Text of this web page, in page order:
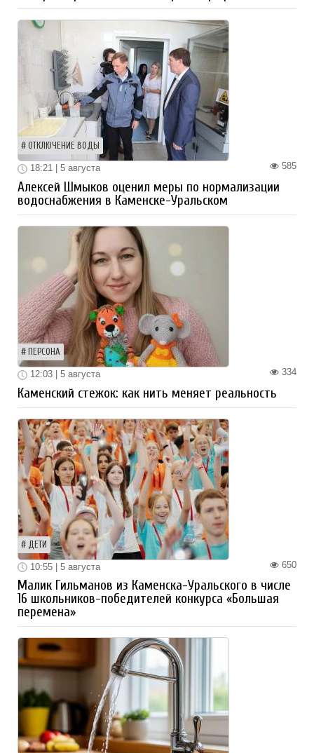
ОТКЛЮЧЕНИЕ ВОДЫ
585
18:21 | 5 августа
Алексей Шмыков оценил меры по нормализации
водоснабжения в Каменске-Уральском
ПЕРСОНА
334
12:03 | 5 августа
Каменский стежок: как нить меняет реальность
ДЕТИ
650
10:55 | 5 августа
Малик Гильманов из Каменска-Уральского в числе
16 школьников-победителей конкурса «Большая
перемена»